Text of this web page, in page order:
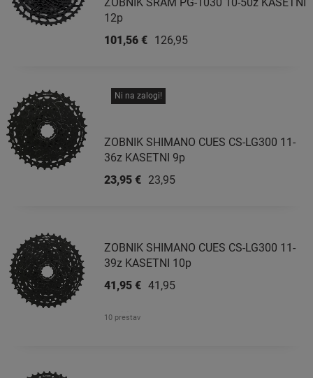
12p
126,95 €
101,56 €
Ni na zalogi!
ZOBNIK SHIMANO CUES CS-LG300 11-
36z KASETNI 9p
23,95 €
23,95 €
ZOBNIK SHIMANO CUES CS-LG300 11-
39z KASETNI 10p
10 prestav
41,95 €
41,95 €